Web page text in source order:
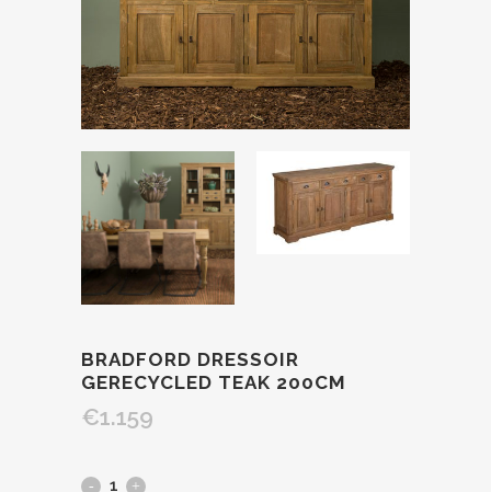
BRADFORD DRESSOIR
GERECYCLED TEAK 200CM
€1.159